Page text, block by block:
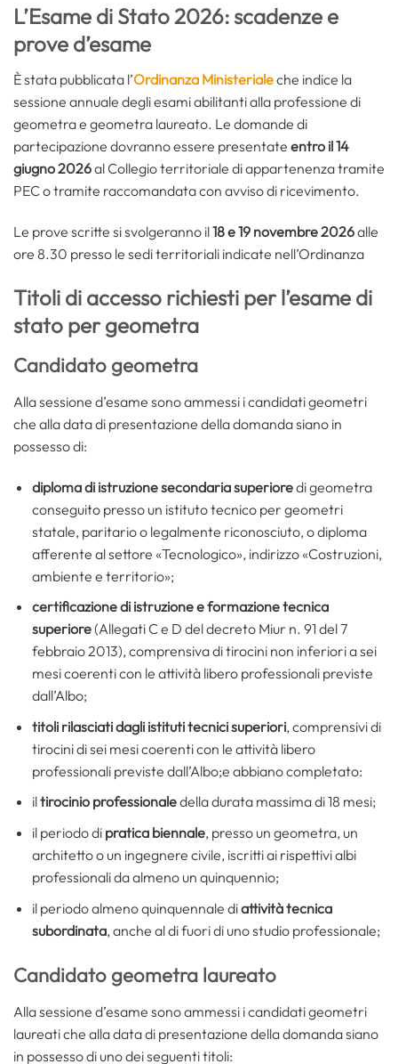
L’Esame di Stato 2026: scadenze e
prove d’esame
È stata pubblicata l’Ordinanza Ministerialeche indice la
sessione annuale degli esami abilitanti alla professione di
geometra e geometra laureato. Le domande di
partecipazione dovranno essere presentate entro il 14
giugno 2026al Collegio territoriale di appartenenza tramite
PEC o tramite raccomandata con avviso di ricevimento.
Le prove scritte si svolgeranno il18 e 19 novembre 2026alle
ore 8.30 presso le sedi territoriali indicate nell’Ordinanza
Titoli di accesso richiesti per l’esame di
stato per geometra
Candidato geometra
Alla sessione d’esame sono ammessi i candidati geometri
che alla data di presentazione della domanda siano in
possesso di:
diploma di istruzione secondaria superioredi geometra
conseguito presso un istituto tecnico per geometri
statale, paritario o legalmente riconosciuto, o diploma
afferente al settore «Tecnologico», indirizzo «Costruzioni,
ambiente e territorio»;
certificazione di istruzione e formazione tecnica
superiore(Allegati C e D del decreto Miur n. 91 del 7
febbraio 2013), comprensiva di tirocini non inferiori a sei
mesi coerenti con le attività libero professionali previste
dall’Albo;
titoli rilasciati dagli istituti tecnici superiori, comprensivi di
tirocini di sei mesi coerenti con le attività libero
professionali previste dall’Albo;e abbiano completato:
iltirocinio professionaledella durata massima di 18 mesi;
il periodo di pratica biennale, presso un geometra, un
architetto o un ingegnere civile, iscritti ai rispettivi albi
professionali da almeno un quinquennio;
il periodo almeno quinquennale diattività tecnica
subordinata, anche al di fuori di uno studio professionale;
Candidato geometra laureato
Alla sessione d’esame sono ammessi i candidati geometri
laureati che alla data di presentazione della domanda siano
in possesso di uno dei seguenti titoli: